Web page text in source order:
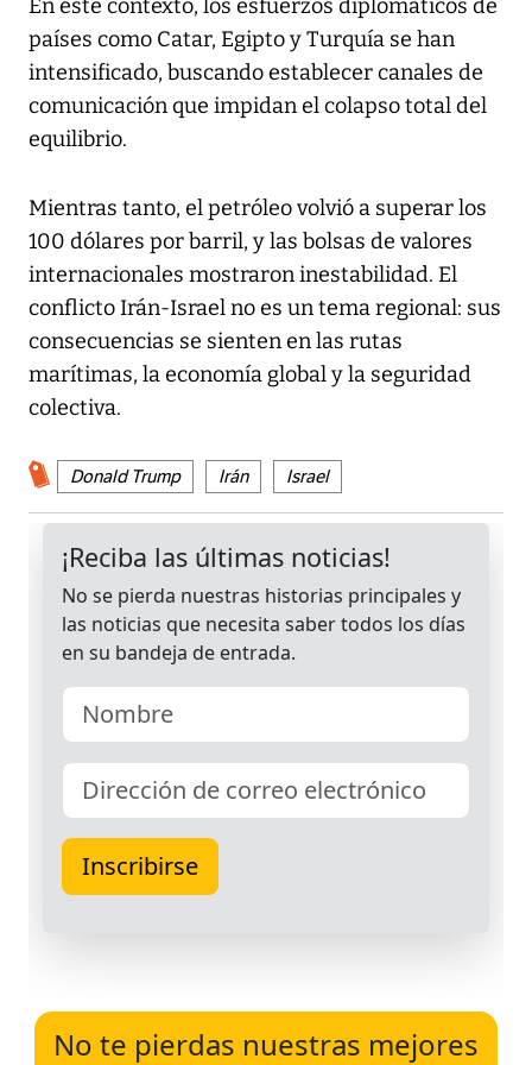
En este contexto, los esfuerzos diplomáticos de
países como Catar, Egipto y Turquía se han
intensificado, buscando establecer canales de
comunicación que impidan el colapso total del
equilibrio.
Mientras tanto, el petróleo volvió a superar los
100 dólares por barril, y las bolsas de valores
internacionales mostraron inestabilidad. El
conflicto Irán-Israel no es un tema regional: sus
consecuencias se sienten en las rutas
marítimas, la economía global y la seguridad
colectiva.
Donald Trump Irán Israel
No te pierdas nuestras mejores